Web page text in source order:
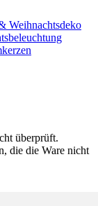
Weihnachtsdeko
überprüft.
die die Ware nicht